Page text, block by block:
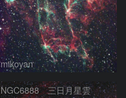
mikoyan
NGC6888 三日月星雲